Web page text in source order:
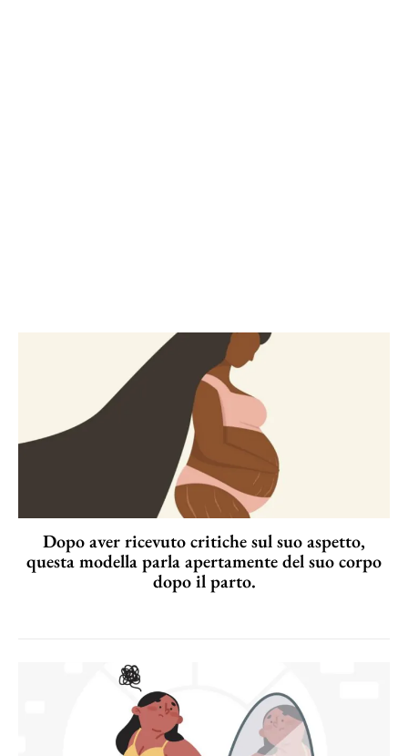
Dopo aver ricevuto critiche sul suo aspetto,
questa modella parla apertamente del suo corpo
dopo il parto.